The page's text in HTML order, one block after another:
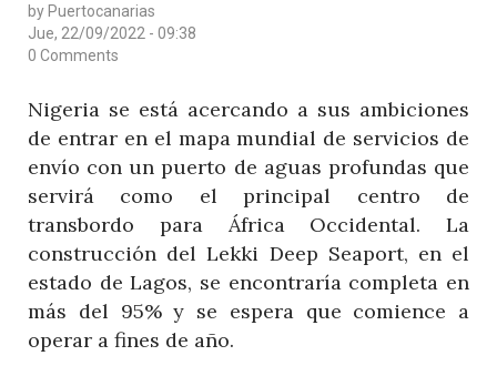
FORO
RECTORES
DE
UNIVERSIDADES
AFRICANAS
by Puertocanarias
Jue, 22/09/2022 - 09:38
0 Comments
Nigeria se está acercando a sus ambiciones
de entrar en el mapa mundial de servicios de
envío con un puerto de aguas profundas que
servirá como el principal centro de
transbordo para África Occidental. La
construcción del Lekki Deep Seaport, en el
estado de Lagos, se encontraría completa en
más del 95% y se espera que comience a
operar a fines de año.